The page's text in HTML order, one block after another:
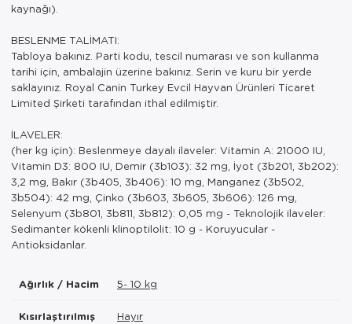
kaynağı).
BESLENME TALİMATI:
Tabloya bakınız. Parti kodu, tescil numarası ve son kullanma
tarihi için, ambalajin üzerine bakınız. Serin ve kuru bir yerde
saklayınız. Royal Canin Turkey Evcil Hayvan Ürünleri Ticaret
Limited Şirketi tarafından ithal edilmiştir.
İLAVELER:
(her kg için): Beslenmeye dayalı ilaveler: Vitamin A: 21000 IU,
Vitamin D3: 800 IU, Demir (3b103): 32 mg, İyot (3b201, 3b202):
3,2 mg, Bakır (3b405, 3b406): 10 mg, Manganez (3b502,
3b504): 42 mg, Çinko (3b603, 3b605, 3b606): 126 mg,
Selenyum (3b801, 3b811, 3b812): 0,05 mg - Teknolojik ilaveler:
Sedimanter kökenli klinoptilolit: 10 g - Koruyucular -
Antioksidanlar.
Ağırlık / Hacim 5- 10 kg
Kısırlaştırılmış Hayır